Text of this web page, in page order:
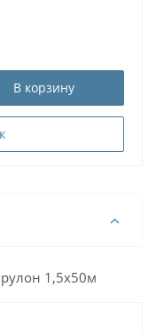
В корзину
1,5х50м